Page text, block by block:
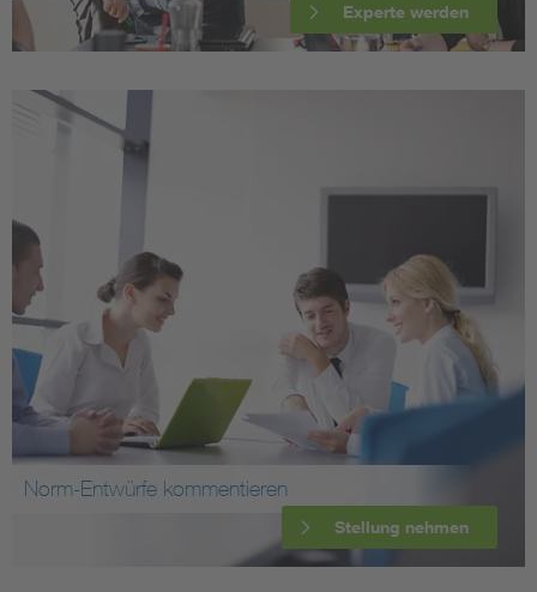
Experte werden
Norm-Entwürfe kommentieren
Stellung nehmen